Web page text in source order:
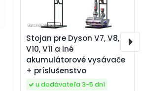
Stojan pre Dyson V7, V8,
V10, V11 a iné
akumulátorové vysávače
+ príslušenstvo
u dodávateľa 3-5 dní